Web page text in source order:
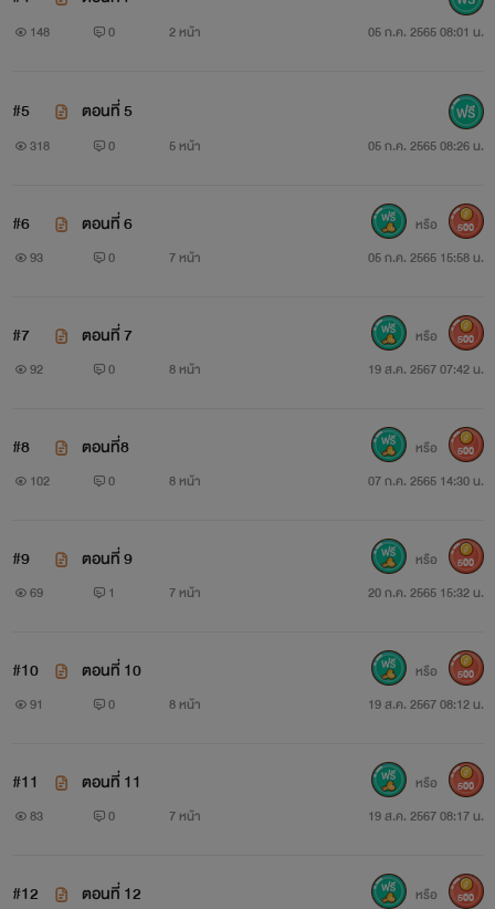
148 0 2 หน้า 05 ก.ค. 2565 08:01 น.
#5 ตอนที่ 5
318 0 5 หน้า 05 ก.ค. 2565 08:26 น.
#6 ตอนที่ 6
93 0 7 หน้า 05 ก.ค. 2565 15:58 น.
หรือ 500
#7 ตอนที่ 7
92 0 8 หน้า 19 ส.ค. 2567 07:42 น.
หรือ 500
#8 ตอนที่8
102 0 8 หน้า 07 ก.ค. 2565 14:30 น.
หรือ 500
#9 ตอนที่ 9
69 1 7 หน้า 20 ก.ค. 2565 15:32 น.
หรือ 500
#10 ตอนที่ 10
91 0 8 หน้า 19 ส.ค. 2567 08:12 น.
หรือ 500
#11 ตอนที่ 11
83 0 7 หน้า 19 ส.ค. 2567 08:17 น.
หรือ 500
#12 ตอนที่ 12 หรือ 500